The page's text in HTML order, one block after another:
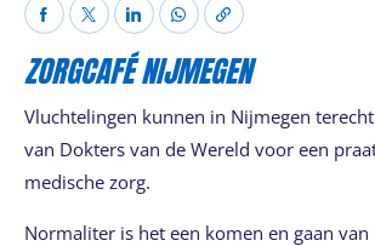
ZORGCAFÉ NIJMEGEN
Vluchtelingen kunnen in Nijmegen
van Dokters van de Wereld voor een
medische zorg.
Normaliter is het een komen en gaan van